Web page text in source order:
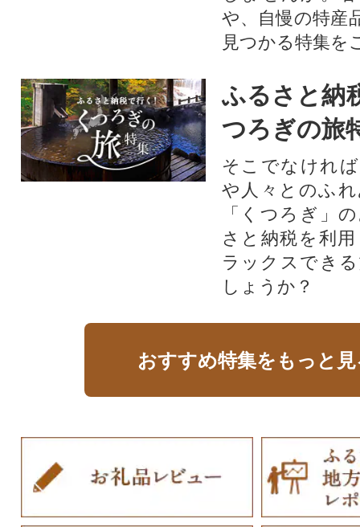
や、自慢の特産
見つかる特集を
ふるさと納
つろぎの旅
そこでなけれ
や人々とのふ
「くつろぎ」
さと納税を利
ラックスでき
しょうか？
おすすめ特集をもっと